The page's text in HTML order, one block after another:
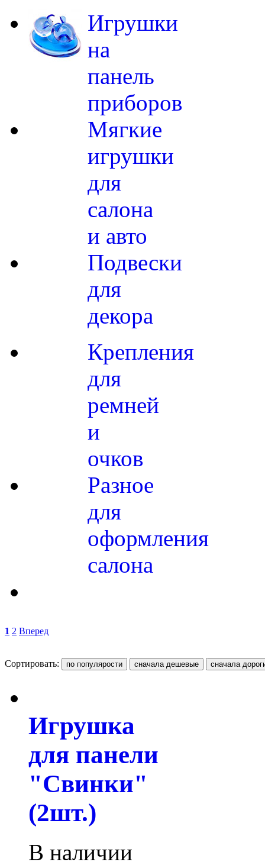
Игрушки
на
панель
приборов
Мягкие
игрушки
для
салона
и авто
Подвески
для
декора
Крепления
для
ремней
и
очков
Разное
для
оформления
салона
1 2 Вперед
Сортировать:
Игрушка
для панели
"Свинки"
(2шт.)
В наличии